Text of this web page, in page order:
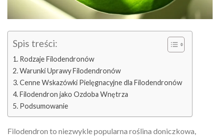
Spis treści:
Rodzaje Filodendronów
Warunki Uprawy Filodendronów
Cenne Wskazówki Pielęgnacyjne dla Filodendronów
Filodendron jako Ozdoba Wnętrza
Podsumowanie
Filodendron to niezwykle popularna roślina doniczkowa,